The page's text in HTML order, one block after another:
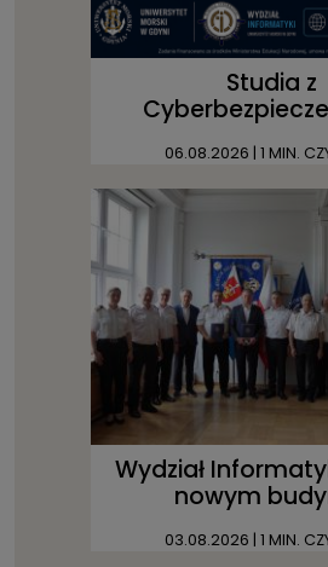
Studia z
06.08.2026 | 1 MIN.
Wydział
nowym
03.08.2026 | 1 MIN.